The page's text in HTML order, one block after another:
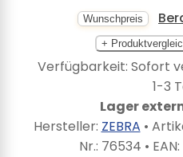
Wunschpreis
+
Verfügbarkeit: Sofort
1-3
Lager
Hersteller: ZEBRA •
Nr.: 76534 • EAN: